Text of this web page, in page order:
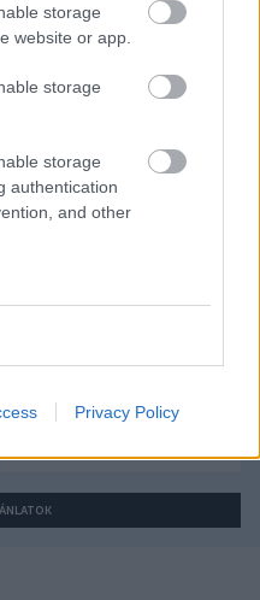
storage
website or app.
storage
storage
authentication
and other
Privacy Policy
Volvo Xc90
Üzemanyag: Benzin